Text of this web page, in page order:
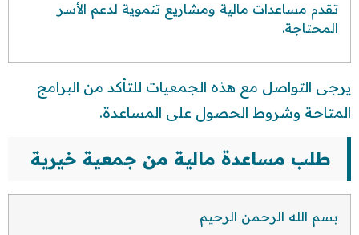
تقدم مساعدات مالية ومشاريع تنموية لدعم الأسر
المحتاجة.
يرجى التواصل مع هذه الجمعيات للتأكد من البرامج
المتاحة وشروط الحصول على المساعدة.
طلب مساعدة مالية من جمعية خيرية
بسم الله الرحمن الرحيم